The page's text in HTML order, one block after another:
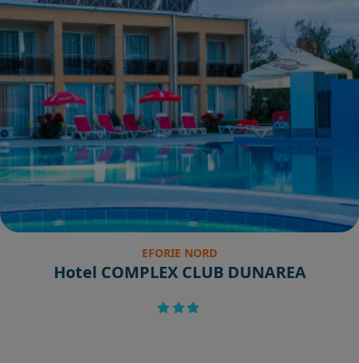
EFORIE NORD
Hotel COMPLEX CLUB DUNAREA